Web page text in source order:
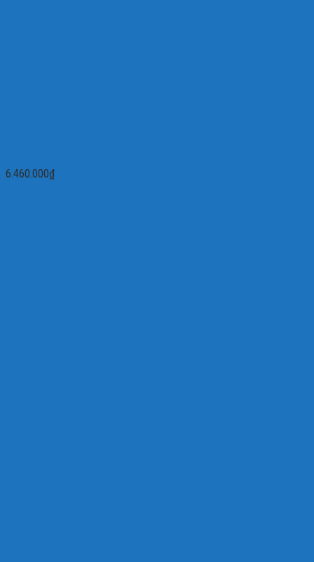
6.460.000₫